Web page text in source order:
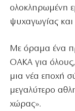
ολοκληρωμένη
ψυχαγωγίας και
Με όραμα ένα
ΟΑΚΑ για
μια νέα εποχή
μεγαλύτερο
χώρας».